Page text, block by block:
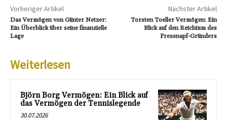
Vorheriger Artikel
Das Vermögen von Günter Netzer:
Ein Überblick über seine finanzielle
Lage
Nächster Artikel
Torsten Toeller Vermögen: Ein
Blick auf den Reichtum des
Fressnapf-Gründers
Weiterlesen
Björn Borg Vermögen: Ein Blick auf
das Vermögen der Tennislegende
30.07.2026